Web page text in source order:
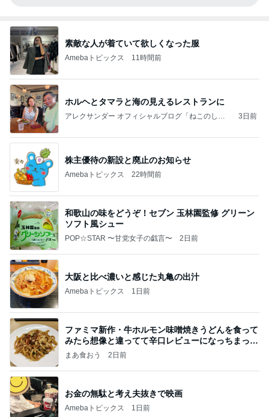
素敵な人が着ていて欲しくなった服
Amebaトピックス 11時間前
ホルヘとタマラと海の見えるレストランに
アレクサンダー オフィシャルブログ「ねこのしっ
3日前
株主優待の新設と廃止のお知らせ
Amebaトピックス 22時間前
和歌山の味をどうぞ！セブン 玉林園監修 グリーン
ソフト風シュー
POP☆STAR 〜甘党女子の戯言〜 2日前
大阪と比べ濃いと感じた丸亀の出汁
Amebaトピックス 1日前
ファミマ新作・牛ホルモン味噌焼きうどんを食って
みたら想像と違ってて辛口レビューになっちまった
話
まあ食おう 2日前
お金の無駄と考え夫抜きで映画
Amebaトピックス 1日前